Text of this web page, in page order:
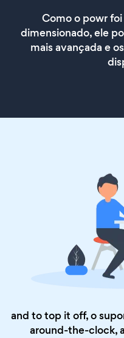
Como o powr
dimensionado, ele
mais avançada e
and to top it off, o
around-the-clock,